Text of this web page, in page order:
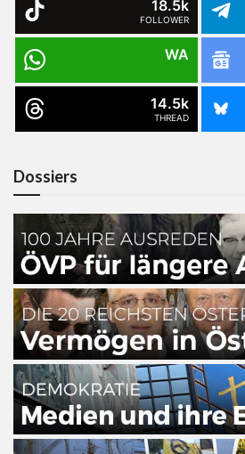
18.5k
FOLLOWER
WA
14.5k
THREAD
Dossiers